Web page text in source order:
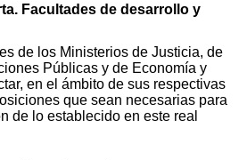
Facultades de desarrollo y
de los Ministerios de Justicia, de
Públicas y de Economía y
en el ámbito de sus respectivas
que sean necesarias para
de lo establecido en este real